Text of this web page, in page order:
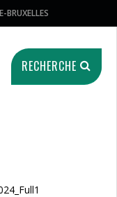
BRUXELLES
RECHERCHE